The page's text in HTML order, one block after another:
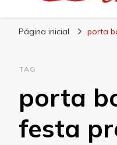
Página inicial porta
TAG
porta
festa